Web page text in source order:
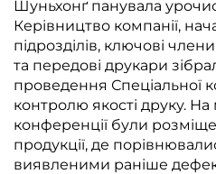
Шуньхонґ панувала
Керівництво компанії,
підрозділів, ключові
та передові друкари
проведення Спеціальної
контролю якості друку. На
конференції були
продукції, де
виявленими раніше